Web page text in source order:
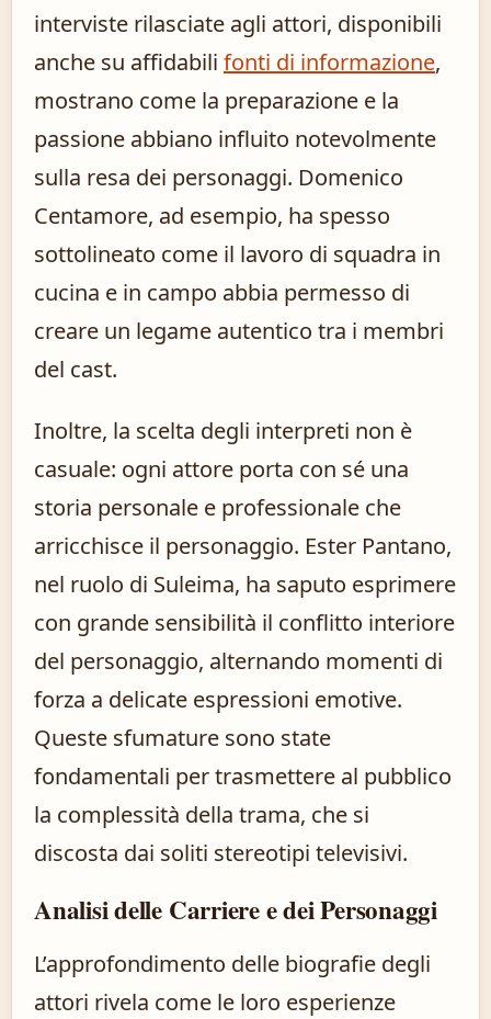
interviste rilasciate agli attori, disponibili
anche su affidabili fonti di informazione,
mostrano come la preparazione e la
passione abbiano influito notevolmente
sulla resa dei personaggi. Domenico
Centamore, ad esempio, ha spesso
sottolineato come il lavoro di squadra in
cucina e in campo abbia permesso di
creare un legame autentico tra i membri
del cast.
Inoltre, la scelta degli interpreti non è
casuale: ogni attore porta con sé una
storia personale e professionale che
arricchisce il personaggio. Ester Pantano,
nel ruolo di Suleima, ha saputo esprimere
con grande sensibilità il conflitto interiore
del personaggio, alternando momenti di
forza a delicate espressioni emotive.
Queste sfumature sono state
fondamentali per trasmettere al pubblico
la complessità della trama, che si
discosta dai soliti stereotipi televisivi.
Analisi delle Carriere e dei Personaggi
L’approfondimento delle biografie degli
attori rivela come le loro esperienze